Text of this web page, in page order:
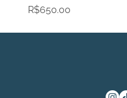
Price
R$650.00